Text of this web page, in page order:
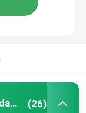
Cepillo de dientes eléctrico del cuidado oral (26)